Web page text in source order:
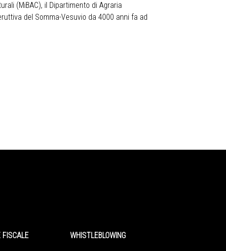
(MiBAC), il Dipartimento di Agraria
del Somma-Vesuvio da 4000 anni fa ad
FISCALE WHISTLEBLOWING